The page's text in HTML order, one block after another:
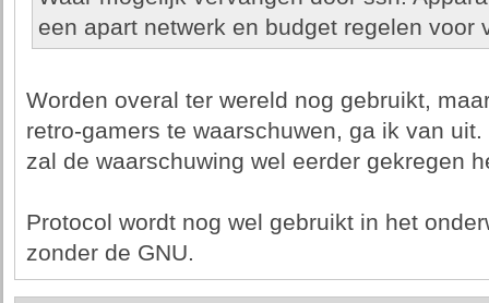
een apart netwerk en budget regelen voor
Worden overal ter wereld nog gebruikt,
retro-gamers te waarschuwen, ga ik van
zal de waarschuwing wel eerder gekregen
Protocol wordt nog wel gebruikt in het
zonder de GNU.